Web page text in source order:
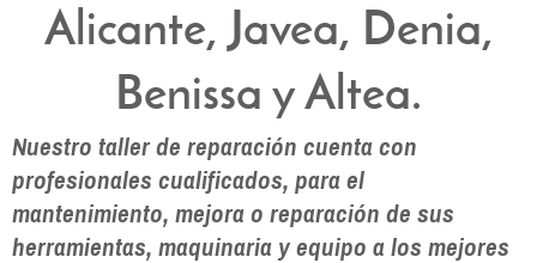
Alicante, Javea, Denia,
Benissa y Altea.
Nuestro taller de reparación cuenta con
profesionales cualificados, para el
mantenimiento, mejora o reparación de sus
herramientas, maquinaria y equipo a los mejores